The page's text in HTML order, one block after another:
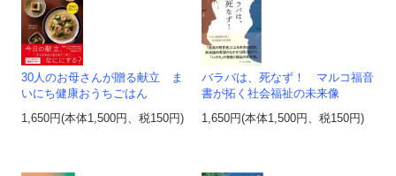
30人のお母さんが贈る献立 ま
いにち健康おうちごはん
1,650円(本体1,500円、税150円)
バラバは、死なず！ マルコ福音
書が拓く社会福祉の未来像
1,650円(本体1,500円、税150円)